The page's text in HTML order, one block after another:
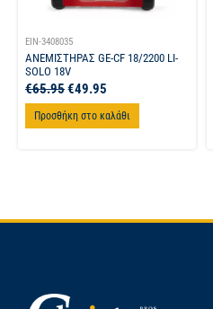
EIN-3408035
ΑΝΕΜΙΣΤΗΡΑΣ GE-CF 18/2200 LI-
SOLO 18V
€65.95€49.95
Προσθήκη στο καλάθι